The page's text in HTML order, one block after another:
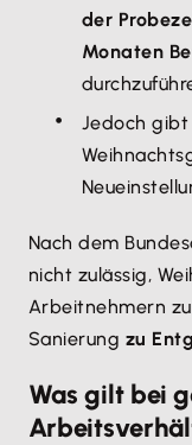
der
Monaten
Jedoch gibt
Nach dem
nicht zulässig,
Arbeitnehmern
Sanierung zu
Was gilt bei